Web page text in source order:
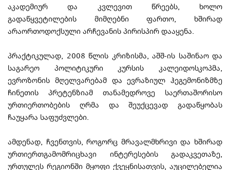
აკადემიურ და კვლევით წრეებს, ხოლო
გადაწყვეტილების მიმღებნი ფართო, ხშირად
არაორთოდოქსული არჩევანის პირისპირ დააყენა.
პრაქტიკულად, 2008 წლის კრიზისმა, აშშ-ის საშინაო და
საგარეო პოლიტიკური კურსის კალეიდოსკოპმა,
ევროზონის მღელვარებამ და ევრაზიულ ჰეგემონიზმზე
ჩინეთის პრეტენზიამ თანამედროვე საერთაშორისო
ურთიერთობების ღრმა და შეუქცევად გადაწყობას
ჩაუყარა საფუძვლები.
ამდენად, ჩვენთვის, როგორც მრავალმხრივი და ხშირად
ურთიერთგამომრიცხავი ინტერესების გადაკვეთაზე,
ურთულეს რეგიონში მყოფი ქვეყნისათვის, აუცილებელია